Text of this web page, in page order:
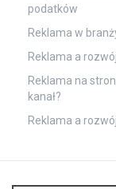
podatków
Reklama w
Reklama a
Reklama na
kanał?
Reklama a